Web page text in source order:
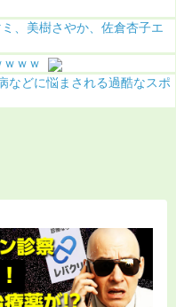
、美樹さやか、佐倉杏子エ
ｗｗｗ
などに悩まされる過酷なスポ